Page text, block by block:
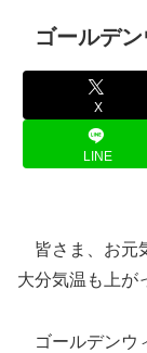
ゴールデ
X
LINE
皆さま、お元
大分気温も上が
ゴールデンウ